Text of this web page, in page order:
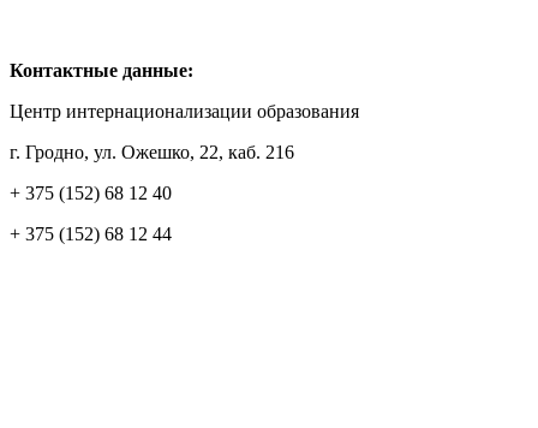
Контактные данные:
Центр интернационализации образования
г. Гродно, ул. Ожешко, 22, каб. 216
+ 375 (152) 68 12 40
+ 375 (152) 68 12 44